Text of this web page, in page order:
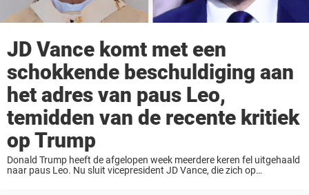
JD Vance komt met een
schokkende beschuldiging aan
het adres van paus Leo,
temidden van de recente kritiek
op Trump
Donald Trump heeft de afgelopen week meerdere keren fel uitgehaald
naar paus Leo. Nu sluit vicepresident JD Vance, die zich op